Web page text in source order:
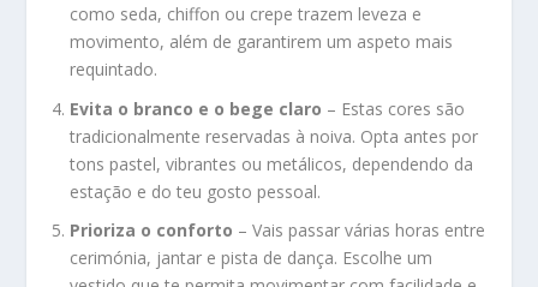
como seda, chiffon ou crepe trazem leveza e
movimento, além de garantirem um aspeto mais
requintado.
Evita o branco e o bege claro – Estas cores são
tradicionalmente reservadas à noiva. Opta antes por
tons pastel, vibrantes ou metálicos, dependendo da
estação e do teu gosto pessoal.
Prioriza o conforto – Vais passar várias horas entre
cerimónia, jantar e pista de dança. Escolhe um